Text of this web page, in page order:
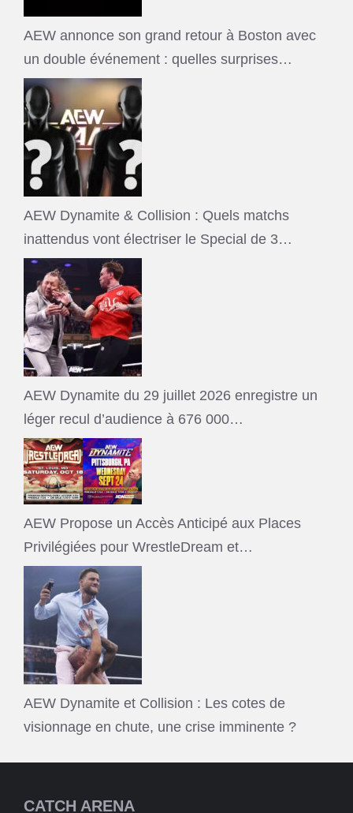
AEW annonce son grand retour à Boston avec
un double événement : quelles surprises…
AEW Dynamite & Collision : Quels matchs
inattendus vont électriser le Special de 3…
AEW Dynamite du 29 juillet 2026 enregistre un
léger recul d’audience à 676 000…
AEW Propose un Accès Anticipé aux Places
Privilégiées pour WrestleDream et…
AEW Dynamite et Collision : Les cotes de
visionnage en chute, une crise imminente ?
CATCH ARENA